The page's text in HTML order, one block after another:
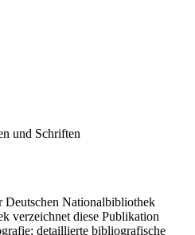
und Schriften
Nationalbibliothek
verzeichnet diese Publikation
detaillierte bibliografische